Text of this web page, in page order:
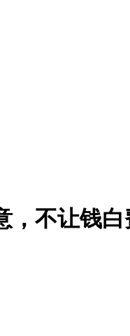
，不让钱白